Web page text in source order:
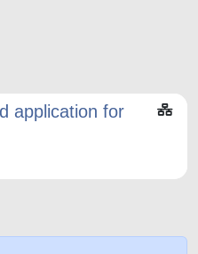
application for